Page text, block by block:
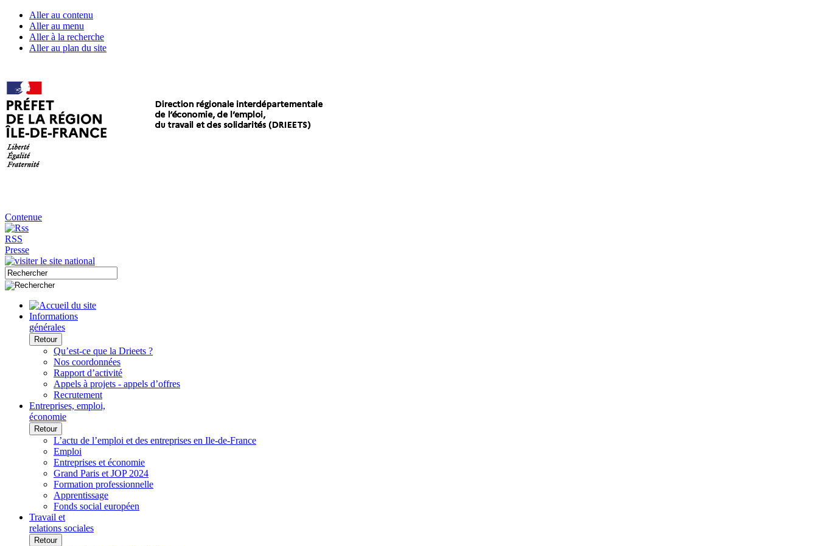
Aller au contenu
Aller au menu
Aller à la recherche
Aller au plan du site
Contenue
RSS
Presse
Informations
générales
Retour
Qu’est-ce que la Drieets ?
Nos coordonnées
Rapport d’activité
Appels à projets - appels d’offres
Recrutement
Entreprises, emploi,
économie
Retour
L’actu de l’emploi et des entreprises en Ile-de-France
Emploi
Entreprises et économie
Grand Paris et JOP 2024
Formation professionnelle
Apprentissage
Fonds social européen
Travail et
relations sociales
Retour